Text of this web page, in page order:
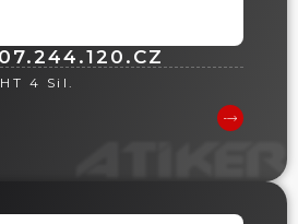
4 Sil.